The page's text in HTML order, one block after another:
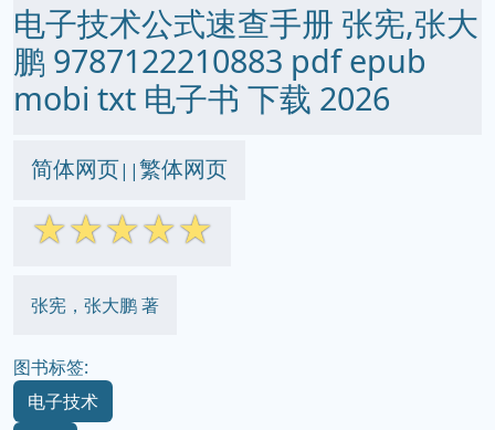
电子技术公式速查手册 张宪,张大
鹏 9787122210883 pdf epub
mobi txt 电子书 下载 2026
简体网页||繁体网页
☆☆☆☆☆
张宪，张大鹏 著
图书标签:
电子技术